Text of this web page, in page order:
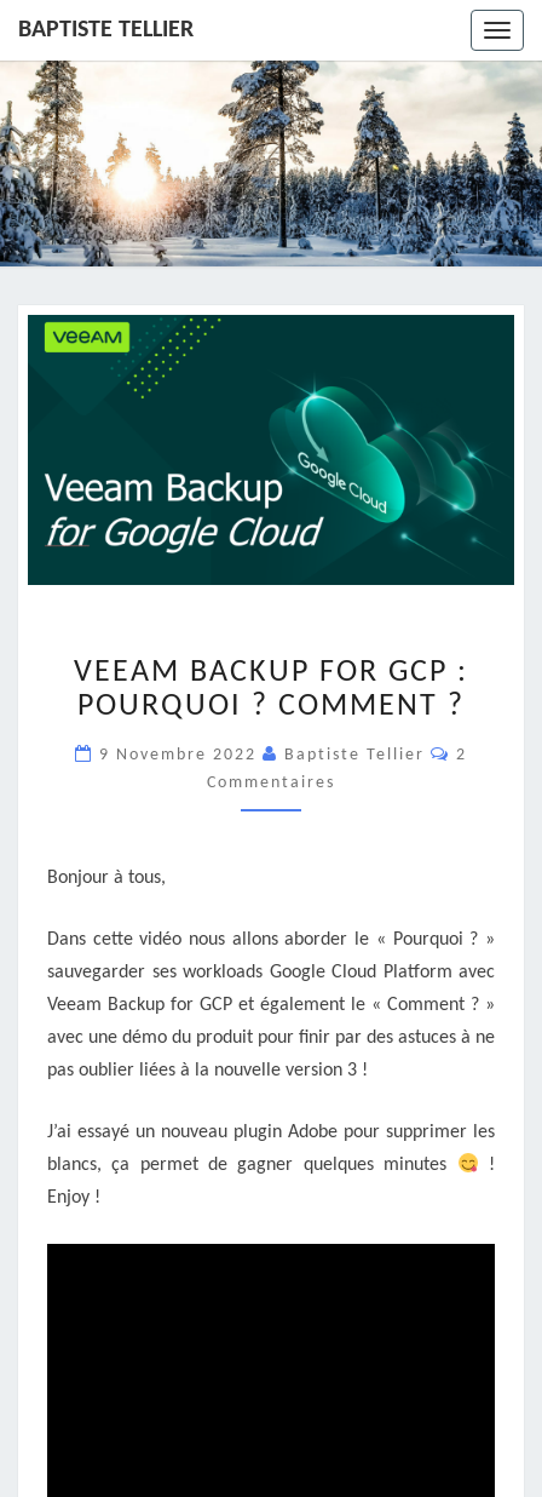
BAPTISTE TELLIER
BACKUP
FOR
:
POURQUOI
VEEAM BACKUP FOR GCP :
POURQUOI ? COMMENT ?
9 Novembre 2022 Baptiste Tellier
2
Commentaires
Bonjour à tous,
Dans cette vidéo nous allons aborder le « Pourquoi ? »
sauvegarder ses workloads Google Cloud Platform avec
Veeam Backup for GCP et également le « Comment ? »
avec une démo du produit pour finir par des astuces à ne
pas oublier liées à la nouvelle version 3 !
J’ai essayé un nouveau plugin Adobe pour supprimer les
blancs, ça permet de gagner quelques minutes
!
Enjoy !